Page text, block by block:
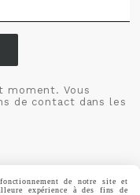
moment. Vous
de contact dans les
de notre site et
expérience à des fins de